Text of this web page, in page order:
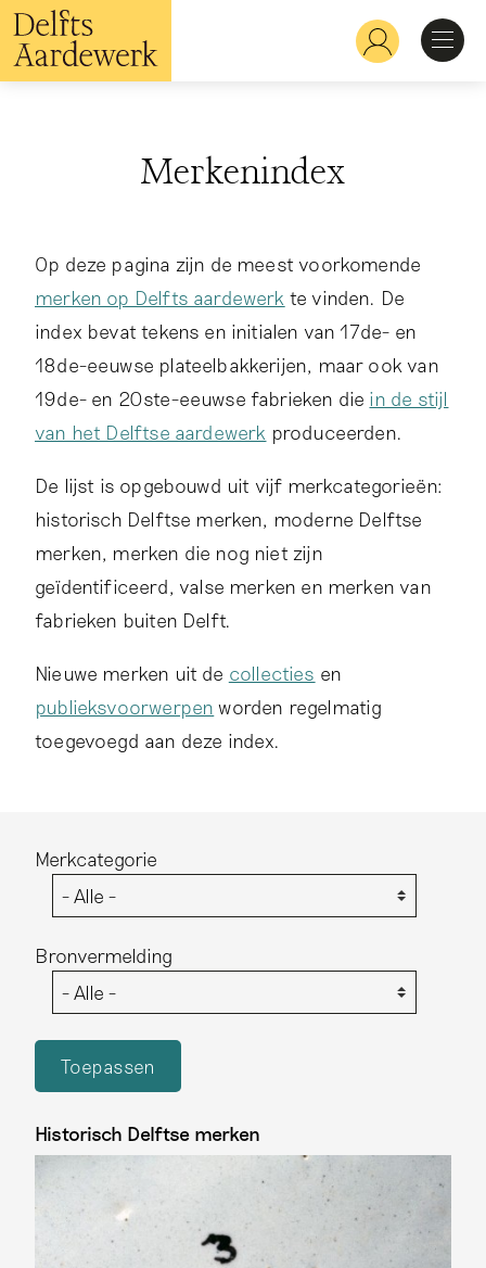
Overslaan
en
naar
de
Hoofdnavigatie
Bekijken
Verdiepen
Merkenindex
Op deze pagina zijn de meest voorkomende
merken op Delfts aardewerk te vinden. De
index bevat tekens en initialen van 17de- en
18de-eeuwse plateelbakkerijen, maar ook van
19de- en 20ste-eeuwse fabrieken die in de stijl
van het Delftse aardewerk produceerden.
De lijst is opgebouwd uit vijf merkcategorieën:
historisch Delftse merken, moderne Delftse
merken, merken die nog niet zijn
geïdentificeerd, valse merken en merken van
fabrieken buiten Delft.
Nieuwe merken uit de collecties en
publieksvoorwerpen worden regelmatig
toegevoegd aan deze index.
Merkcategorie
Bronvermelding
Historisch Delftse merken